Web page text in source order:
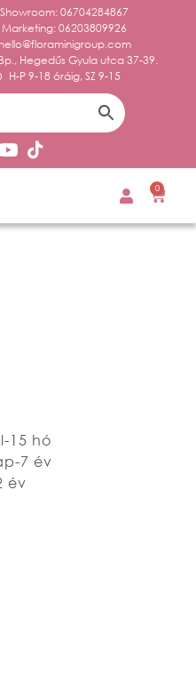
Showroom: 06704284867
Marketing: 06203809926
hello@floraminigroup.com
Hegedűs Gyula utca 37-39.
H-P 9-18 óráig, SZ 9-15
0
15 hó
7 év
év